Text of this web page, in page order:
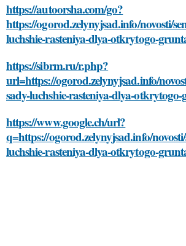
https://autoorsha.com/go?
https://ogorod.zelynyjsad.info/novosti/
luchshie-rasteniya-dlya-otkrytogo-
https://sibrm.ru/r.php?
url=https://ogorod.zelynyjsad.info/
sady-luchshie-rasteniya-dlya-
https://www.google.ch/url?
q=https://ogorod.zelynyjsad.info/
luchshie-rasteniya-dlya-otkrytogo-